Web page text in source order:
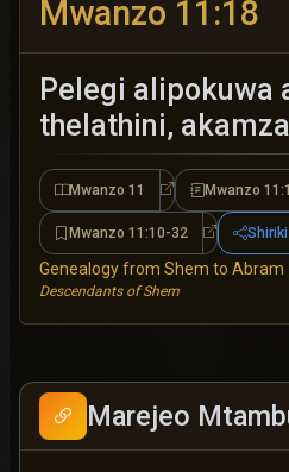
Mwanzo 11:18
Pelegi alipokuwa
thelathini,
Mwanzo 11 Mwanzo 11Mwanzo
Mwanzo 11:10-32 MwanzoShiriki
Genealogy from Shem to Abram
Descendants of Shem
Marejeo